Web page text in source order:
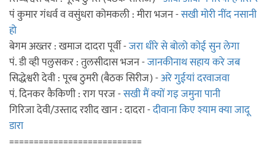
पं कुमार गंधर्व व वसुंधरा कोमकली : मीरा भजन -सखी मोरी नींद नसानी
हो
बेगम अख्तर : खमाज दादरा पूर्वी -जरा धीरे से बोलो कोई सुन लेगा
पं. डी व्ही पलुसकर : तुलसीदास भजन -जानकीनाथ सहाय करे जब
सिद्धेश्वरी देवी : पूरब ठुमरी (बैठक सिरीज) -अरे गुईयां दरवाजवा
पं. दिनकर कैकिणी : राग परज -सखी मैं क्यों गइ जमुना पानी
गिरिजा देवी/उस्ताद रशीद खान : दादरा -दीवाना किए श्याम क्या जादू
डारा
===========================